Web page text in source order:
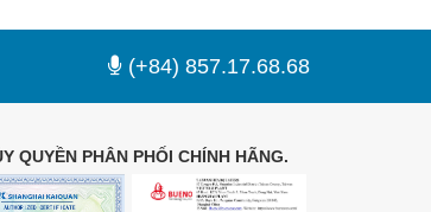
(+84) 857.17.68.68
QUYỀN PHÂN PHỐI CHÍNH HÃNG.